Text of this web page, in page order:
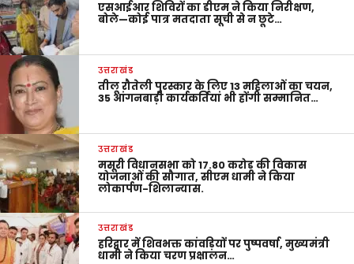
एसआईआर शिविरों का डीएम ने किया निरीक्षण,
बोले—कोई पात्र मतदाता सूची से न छूटे…
उत्तराखंड
तीलू रौतेली पुरस्कार के लिए 13 महिलाओं का चयन,
35 आंगनबाड़ी कार्यकर्तियां भी होंगी सम्मानित…
उत्तराखंड
मसूरी विधानसभा को 17.80 करोड़ की विकास
योजनाओं की सौगात, सीएम धामी ने किया
लोकार्पण-शिलान्यास.
उत्तराखंड
हरिद्वार में शिवभक्त कांवड़ियों पर पुष्पवर्षा, मुख्यमंत्री
धामी ने किया चरण प्रक्षालन…